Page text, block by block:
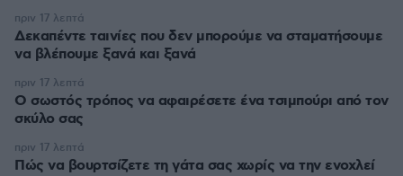
Δεκαπέντε ταινίες που δεν μπορούμε να σταματήσουμε
να βλέπουμε ξανά και ξανά
πριν 17 λεπτά
Ο σωστός τρόπος να αφαιρέσετε ένα τσιμπούρι από τον
σκύλο σας
πριν 17 λεπτά
Πώς να βουρτσίζετε τη γάτα σας χωρίς να την ενοχλεί
πριν 17 λεπτά